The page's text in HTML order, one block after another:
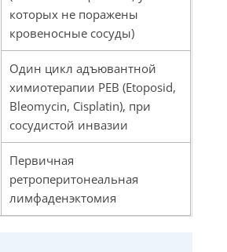
которых не поражены
кровеносные сосуды)
Один цикл адъювантной
химиотерапии PEB (Etoposid,
Bleomycin, Cisplatin), при
сосудистой инвазии
Первичная
ретроперитонеальная
лимфаденэктомия